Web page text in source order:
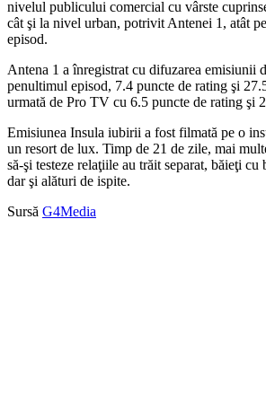
nivelul publicului comercial cu vârste
cât şi la nivel urban, potrivit Antenei 1, atât
episod.
Antena 1 a înregistrat cu difuzarea emisiunii
penultimul episod, 7.4 puncte de rating şi
urmată de Pro TV cu 6.5 puncte de rating şi
Emisiunea Insula iubirii a fost filmată pe o
un resort de lux. Timp de 21 de zile, mai
să-şi testeze relaţiile au trăit separat, băieţi cu
dar şi alături de ispite.
Sursă G4Media